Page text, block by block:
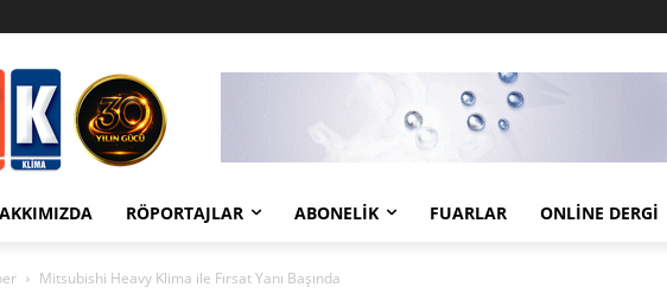
RÖPORTAJLAR ABONELIK FUARLAR ONLINE DERGI
Mitsubishi Heavy Klima ile Fırsat Yanı Başında